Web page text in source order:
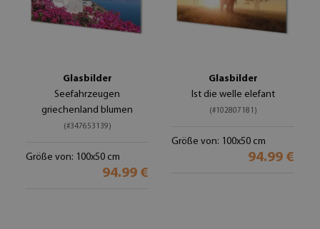
Glasbilder
Seefahrzeugen
griechenland blumen
(#347653139)
Größe von: 100x50 cm
94.99 €
Glasbilder
Ist die welle elefant
(#102807181)
Größe von: 100x50 cm
94.99 €